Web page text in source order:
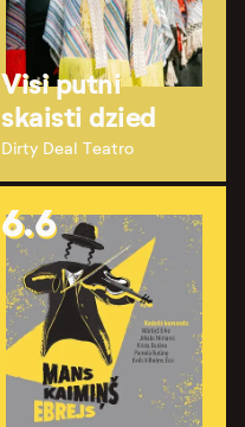
Visi putni
skaisti dzied
Dirty Deal Teatro
6.6